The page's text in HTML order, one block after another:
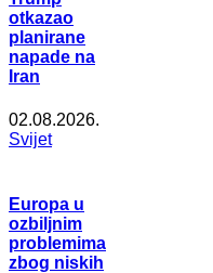
otkazao
planirane
napade na
Iran
02.08.2026.
Svijet
Europa u
ozbiljnim
problemima
zbog niskih